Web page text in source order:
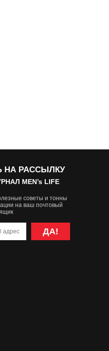
НА РАССЫЛКУ
MEN’s LIFE
советы и тонны
на ваш почтовый
ДА!